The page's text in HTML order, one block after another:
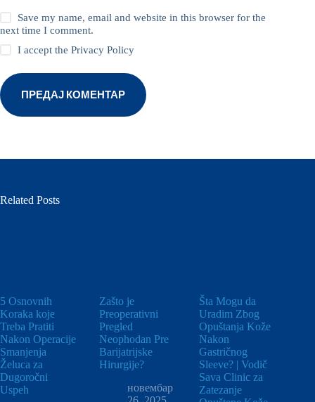
Save my name, email and website in this browser for the
next time I comment.
I accept thePrivacy Policy
ПРЕДАЈ КОМЕНТАР
Related Posts
5 Osnovnih
Koraka koje
Treba Pratiti
Nakon Operacije
Smanjenja
Želuca za
Dugoročni
Uspeh
Zašto je
Preoperativni
Pregled
Neophodan Pre
Barijatrijske
Hirurgije?
новембар
Šta Mogu da
Uradim Zbog
Opuštanja Kože
Nakon
Gastričnog
Sleeve? | Vodič
Sava Clinic za
Zatezanje